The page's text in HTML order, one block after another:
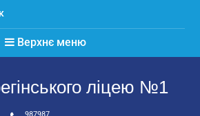
Верхнє меню
ліцею №1